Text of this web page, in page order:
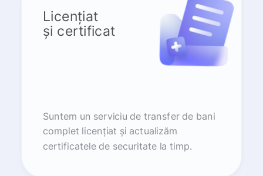
Licențiat
și certificat
Suntem un serviciu de transfer de bani
complet licențiat și actualizăm
certificatele de securitate la timp.